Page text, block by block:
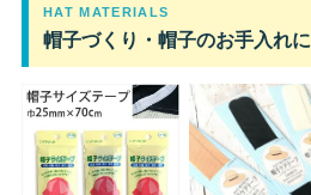
HAT MATERIALS
帽子づくり・帽子のお手入れに